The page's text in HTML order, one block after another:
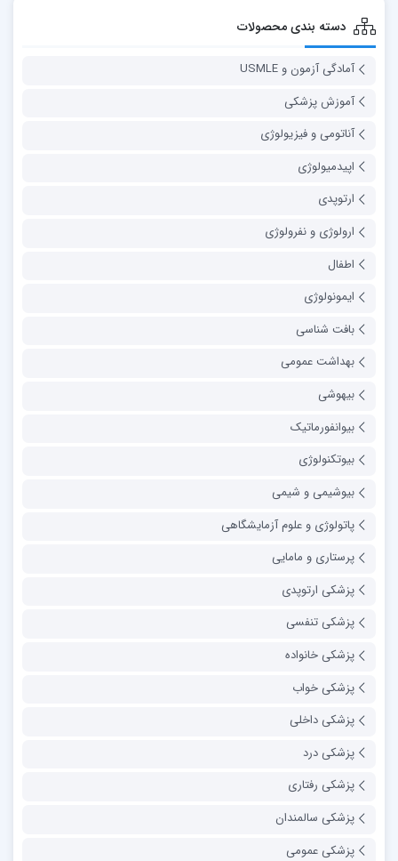
دسته بندی محصولات
آمادگی آزمون و USMLE
آموزش پزشکی
آناتومی و فیزیولوژی
اپیدمیولوژی
ارتوپدی
ارولوژی و نفرولوژی
اطفال
ایمونولوژی
بافت شناسی
بهداشت عمومی
بیهوشی
بیوانفورماتیک
بیوتکنولوژی
بیوشیمی و شیمی
پاتولوژی و علوم آزمایشگاهی
پرستاری و مامایی
پزشکی ارتوپدی
پزشکی تنفسی
پزشکی خانواده
پزشکی خواب
پزشکی داخلی
پزشکی درد
پزشکی رفتاری
پزشکی سالمندان
پزشکی عمومی